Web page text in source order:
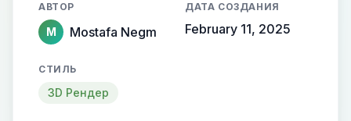
the background, creating a sense of
motion and high-end elegance.
АВТОР
M Mostafa Negm
ДАТА СОЗДАНИЯ
February 11, 2025
СТИЛЬ
3D Рендер